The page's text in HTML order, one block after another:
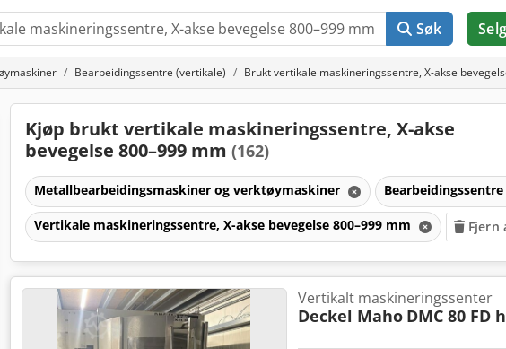
Søk
Bearbeidingssentre (vertikale) Brukt vertikale maskineringssentre, X-akse
Kjøp brukt vertikale maskineringssentre, X-akse
bevegelse 800–999 mm (162)
Metallbearbeidingsmaskiner og verktøymaskiner
Vertikale maskineringssentre, X-akse bevegelse 800–999 mm Fjern
Vertikalt maskineringssenter
Deckel Maho DMC 80 FD